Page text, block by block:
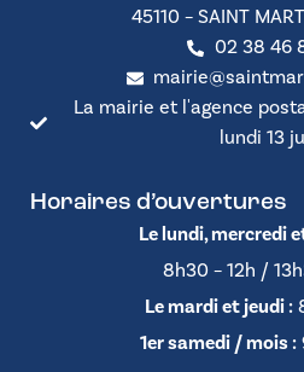
45110 – SAINT
02 38 46
La mairie et l'agence
lundi 13
Horaires d’ouvertures
Le lundi, mercredi
8h30 – 12h /
Le mardi et jeudi :
1er samedi / mois :